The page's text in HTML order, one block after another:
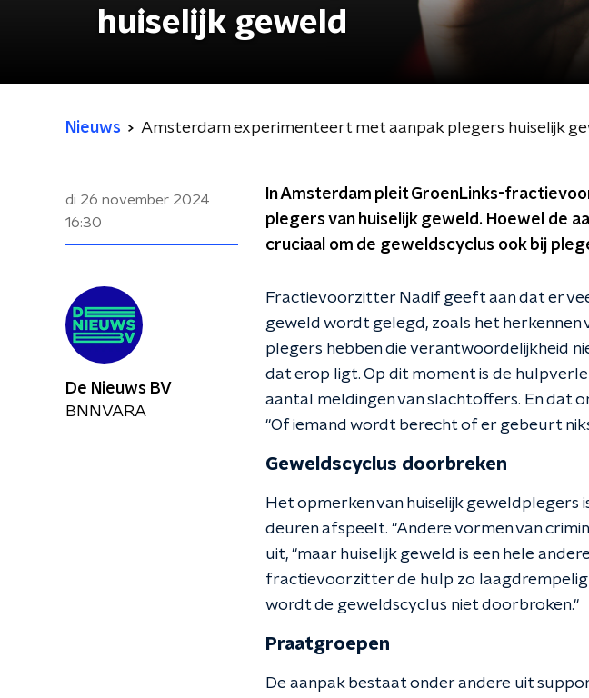
huiselijk geweld
Nieuws Amsterdam experimenteert met aanpak plegers huiselijk
di 26 november 2024
16:30
In Amsterdam pleit GroenLinks-
plegers van huiselijk geweld. Hoewel de
cruciaal om de geweldscyclus ook bij
Fractievoorzitter Nadif geeft aan dat er
geweld wordt gelegd, zoals het herkennen
plegers hebben die verantwoordelijkheid
dat erop ligt. Op dit moment is de
aantal meldingen van slachtoffers. En dat
"Of iemand wordt berecht of er gebeurt
Geweldscyclus doorbreken
Het opmerken van huiselijk
deuren afspeelt. "Andere vormen van
uit, "maar huiselijk geweld is een hele
fractievoorzitter de hulp zo laagdrempelig
wordt de geweldscyclus niet doorbroken."
Praatgroepen
De aanpak bestaat onder andere uit
De Nieuws BV
BNNVARA